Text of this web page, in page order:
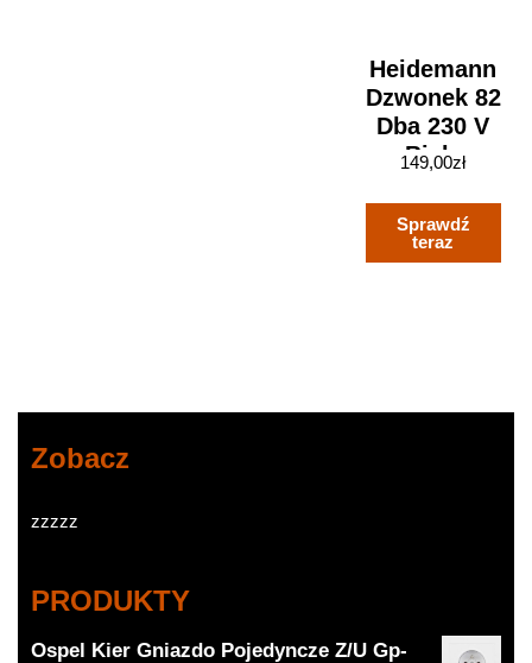
Heidemann
Dzwonek 82
Dba 230 V
Biały
149,00zł
Sprawdź
teraz
Zobacz
zzzzz
PRODUKTY
Ospel Kier Gniazdo Pojedyncze Z/U Gp-